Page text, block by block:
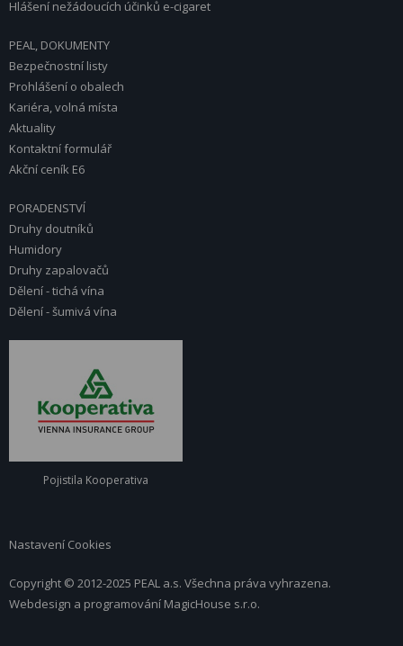
Hlášení nežádoucích účinků e-cigaret
PEAL, DOKUMENTY
Bezpečnostní listy
Prohlášení o obalech
Kariéra, volná místa
Aktuality
Kontaktní formulář
Akční ceník E6
PORADENSTVÍ
Druhy doutníků
Humidory
Druhy zapalovačů
Dělení - tichá vína
Dělení - šumivá vína
Pojistila Kooperativa
Nastavení Cookies
Copyright © 2012-2025 PEAL a.s. Všechna práva vyhrazena.
Webdesign a programování MagicHouse s.r.o.